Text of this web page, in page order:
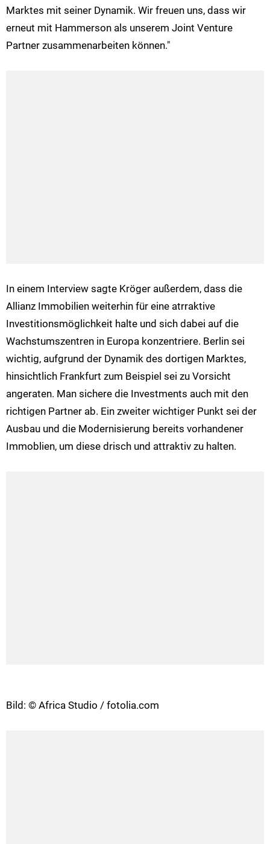
Marktes mit seiner Dynamik. Wir freuen uns, dass wir
erneut mit Hammerson als unserem Joint Venture
Partner zusammenarbeiten können."
In einem Interview sagte Kröger außerdem, dass die
Allianz Immobilien weiterhin für eine atrraktive
Investitionsmöglichkeit halte und sich dabei auf die
Wachstumszentren in Europa konzentriere. Berlin sei
wichtig, aufgrund der Dynamik des dortigen Marktes,
hinsichtlich Frankfurt zum Beispiel sei zu Vorsicht
angeraten. Man sichere die Investments auch mit den
richtigen Partner ab. Ein zweiter wichtiger Punkt sei der
Ausbau und die Modernisierung bereits vorhandener
Immoblien, um diese drisch und attraktiv zu halten.
Bild: © Africa Studio / fotolia.com